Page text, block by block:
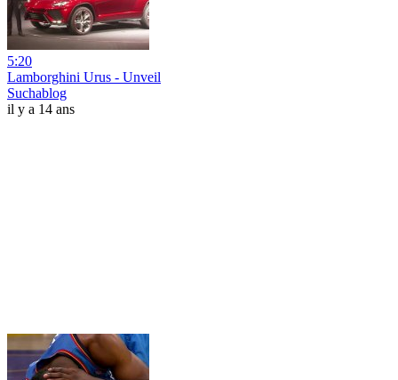
5:20
Lamborghini Urus - Unveil
Suchablog
il y a 14 ans